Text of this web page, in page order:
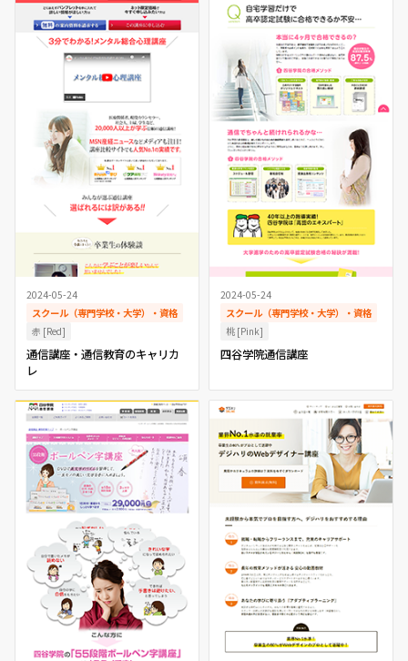
2024-05-24
スクール（専門学校・大学）・資格
赤 [Red]
通信講座・通信教育のキャリカ
レ
2024-05-24
スクール（専門学校・大学）・資格
桃 [Pink]
四谷学院通信講座